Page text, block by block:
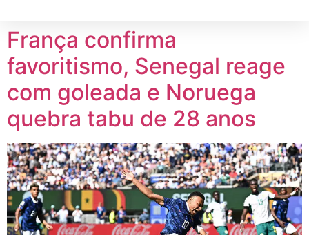
França confirma
favoritismo, Senegal reage
com goleada e Noruega
quebra tabu de 28 anos